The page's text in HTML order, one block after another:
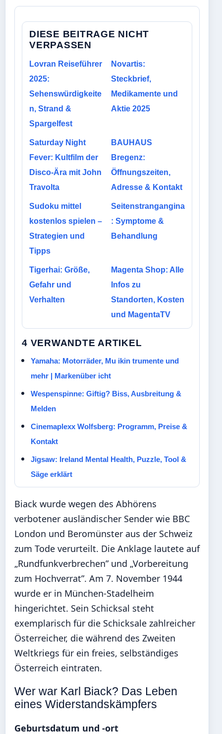
DIESE BEITRAGE NICHT
VERPASSEN
Lovran Reiseführer
2025:
Sehenswürdigkeite
n, Strand &
Spargelfest
Novartis:
Steckbrief,
Medikamente und
Aktie 2025
Saturday Night
Fever: Kultfilm der
Disco-Ära mit John
Travolta
BAUHAUS
Bregenz:
Öffnungszeiten,
Adresse & Kontakt
Sudoku mittel
kostenlos spielen –
Strategien und
Tipps
Seitenstrangangina
: Symptome &
Behandlung
Tigerhai: Größe,
Gefahr und
Verhalten
Magenta Shop: Alle
Infos zu
Standorten, Kosten
und MagentaTV
4 VERWANDTE ARTIKEL
Yamaha: Motorräder, Mu ikin trumente und
mehr | Markenüber icht
Wespenspinne: Giftig? Biss, Ausbreitung &
Melden
Cinemaplexx Wolfsberg: Programm, Preise &
Kontakt
Jigsaw: Ireland Mental Health, Puzzle, Tool &
Säge erklärt
Biack wurde wegen des Abhörens
verbotener ausländischer Sender wie BBC
London und Beromünster aus der Schweiz
zum Tode verurteilt. Die Anklage lautete auf
„Rundfunkverbrechen” und „Vorbereitung
zum Hochverrat”. Am 7. November 1944
wurde er in München-Stadelheim
hingerichtet. Sein Schicksal steht
exemplarisch für die Schicksale zahlreicher
Österreicher, die während des Zweiten
Weltkriegs für ein freies, selbständiges
Österreich eintraten.
Wer war Karl Biack? Das Leben
eines Widerstandskämpfers
Geburtsdatum und -ort